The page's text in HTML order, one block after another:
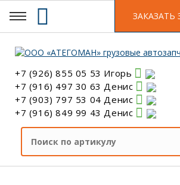
+7 (926) 855 05 53 Игорь
+7 (916) 497 30 63 Денис
+7 (903) 797 53 04 Денис
+7 (916) 849 99 43 Денис
ЗАКАЗАТЬ